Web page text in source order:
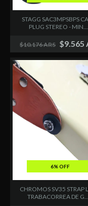
STAGG SAC3MPSBPS
PLUG STEREO -
$10.176 ARS $9.565
6% OFF
CHROMOS SV35 STRAP
TRABACORREA DE